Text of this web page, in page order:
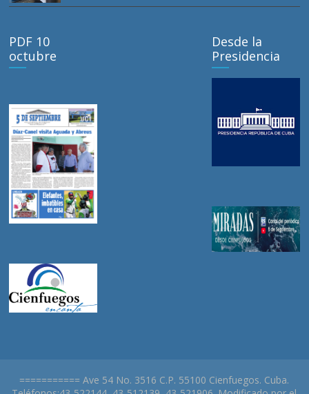
PDF 10
octubre
Desde la
Presidencia
=========== Ave 54 No. 3516 C.P. 55100 Cienfuegos. Cuba.